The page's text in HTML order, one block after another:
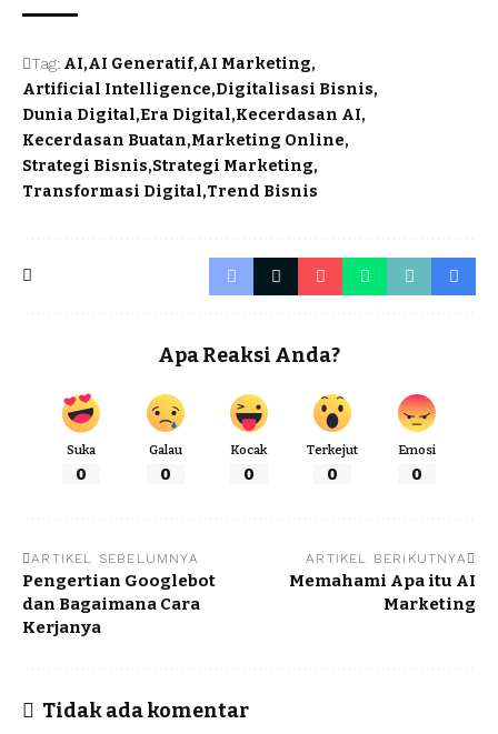
Tag: AI AI Generatif AI Marketing
Artificial Intelligence Digitalisasi Bisnis
Dunia Digital Era Digital Kecerdasan AI
Kecerdasan Buatan Marketing Online
Strategi Bisnis Strategi Marketing
Transformasi Digital Trend Bisnis
Apa Reaksi Anda?
Suka
0
Galau
0
Kocak
0
Terkejut
0
Emosi
0
ARTIKEL SEBELUMNYA
Pengertian Googlebot
dan Bagaimana Cara
Kerjanya
ARTIKEL BERIKUTNYA
Memahami Apa itu AI
Marketing
Tidak ada komentar